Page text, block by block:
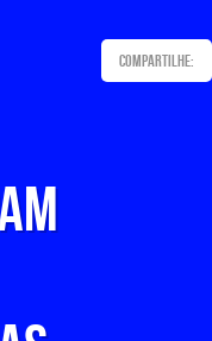
Compartilhe: